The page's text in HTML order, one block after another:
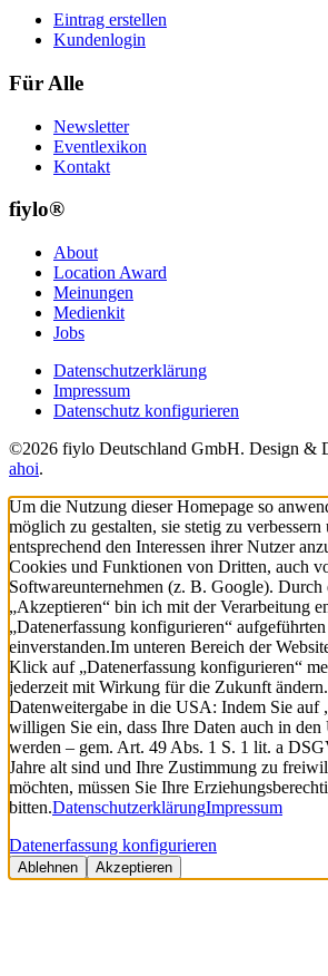
Eintrag erstellen
Kundenlogin
Für Alle
Newsletter
Eventlexikon
Kontakt
fiylo®
About
Location Award
Meinungen
Medienkit
Jobs
Datenschutzerklärung
Impressum
Datenschutz konfigurieren
©2026 fiylo Deutschland GmbH. Design &
ahoi.
Um die Nutzung dieser Homepage so
möglich zu gestalten, sie stetig zu
entsprechend den Interessen ihrer Nutzer
Cookies und Funktionen von Dritten, auch
Softwareunternehmen (z. B. Google).
„Akzeptieren“ bin ich mit der Verarbeitung
„Datenerfassung konfigurieren“
einverstanden.Im unteren Bereich der
Klick auf „Datenerfassung konfigurieren“
jederzeit mit Wirkung für die Zukunft ändern.
Datenweitergabe in die USA: Indem Sie auf
willigen Sie ein, dass Ihre Daten auch in
werden – gem. Art. 49 Abs. 1 S. 1 lit. a
Jahre alt sind und Ihre Zustimmung zu
möchten, müssen Sie Ihre
bitten.DatenschutzerklärungImpressum
Datenerfassung konfigurieren
Ablehnen Akzeptieren